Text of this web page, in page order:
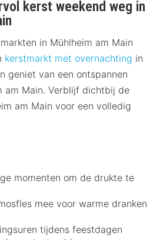
kerst weekend weg in
in Mühlheim am Main
kerstmarkt met overnachting in
geniet van een ontspannen
am Main. Verblijf dichtbij de
am Main voor een volledig
momenten om de drukte te
mee voor warme dranken
tijdens feestdagen